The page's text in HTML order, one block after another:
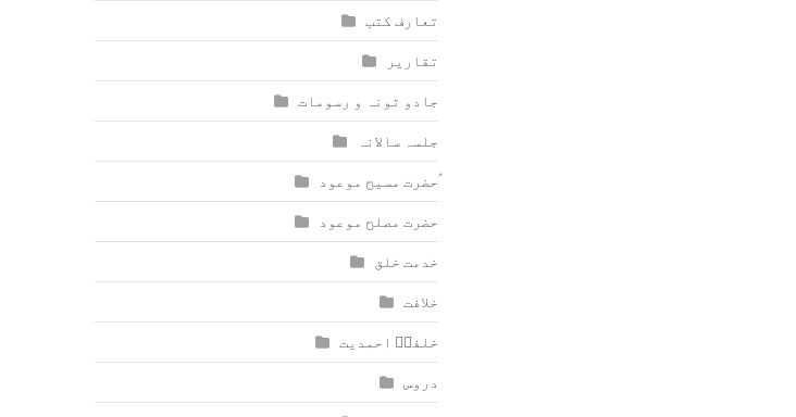
تعارف کتب
تقاریر
جادو ٹونہ و رسومات
جلسہ سالانہ
ٰؑحضرت مسیح موعود
حضرت مصلح موعود
خدمت خلق
خلافت
خلفاؑ احمدیت
دروس